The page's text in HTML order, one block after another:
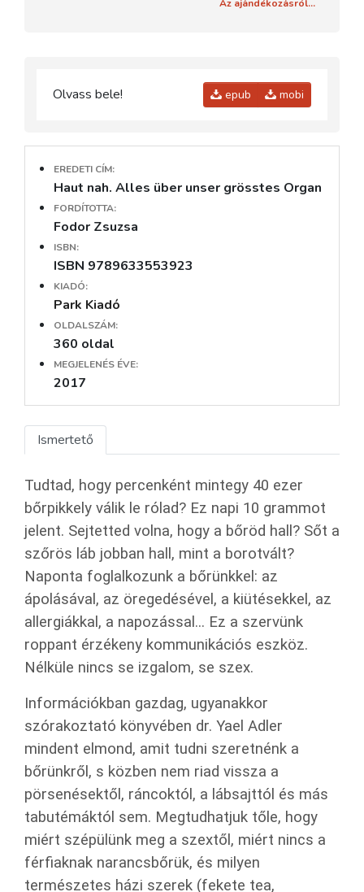
Az ajándékozásról...
Olvass bele! epub mobi
EREDETI CÍM:
Haut nah. Alles über unser grösstes Organ
FORDÍTOTTA:
Fodor Zsuzsa
ISBN:
ISBN 9789633553923
KIADÓ:
Park Kiadó
OLDALSZÁM:
360 oldal
MEGJELENÉS ÉVE:
2017
Ismertető
Tudtad, hogy percenként mintegy 40 ezer
bőrpikkely válik le rólad? Ez napi 10 grammot
jelent. Sejtetted volna, hogy a bőröd hall? Sőt a
szőrös láb jobban hall, mint a borotvált?
Naponta foglalkozunk a bőrünkkel: az
ápolásával, az öregedésével, a kiütésekkel, az
allergiákkal, a napozással... Ez a szervünk
roppant érzékeny kommunikációs eszköz.
Nélküle nincs se izgalom, se szex.
Információkban gazdag, ugyanakkor
szórakoztató könyvében dr. Yael Adler
mindent elmond, amit tudni szeretnénk a
bőrünkről, s közben nem riad vissza a
pörsenésektől, ráncoktól, a lábsajttól és más
tabutémáktól sem. Megtudhatjuk tőle, hogy
miért szépülünk meg a szextől, miért nincs a
férfiaknak narancsbőrük, és milyen
természetes házi szerek (fekete tea,